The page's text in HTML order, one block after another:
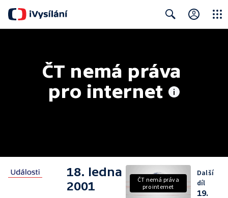
ČT nemá práva
pro internet
18. ledna
2001
ČT nemá práva
pro internet
Další
díl
19.